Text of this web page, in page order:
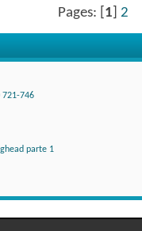
Pages: [ 1 2
721-746
parte 1